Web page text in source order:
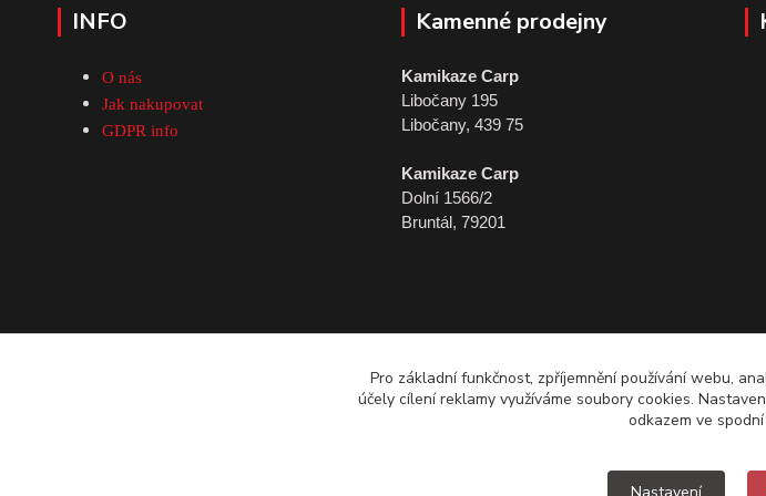
INFO
O nás
Jak nakupovat
GDPR info
Kamenné prodejny
Kamikaze Carp
Libočany 195
Libočany, 439 75
Kamikaze Carp
Dolní 1566/2
Bruntál, 79201
Pro základní funkčnost, zpříjemnění používání webu,
účely cílení reklamy využíváme soubory cookies.
odkazem ve